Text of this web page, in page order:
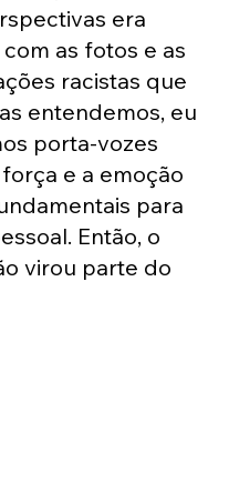
era
as fotos e as
racistas que
entendemos, eu
porta-vozes
e a emoção
para
Então, o
virou parte do